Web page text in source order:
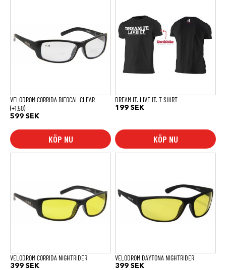
VELODROM CORRIDA BIFOCAL CLEAR
(+1,50)
599 SEK
KÖP NU
DREAM IT. LIVE IT. T-SHIRT
199 SEK
KÖP NU
produkten
har
flera
varianter.
De
olika
alternativen
kan
produktsidan
VELODROM CORRIDA NIGHTRIDER
399 SEK
VELODROM DAYTONA NIGHTRIDER
399 SEK